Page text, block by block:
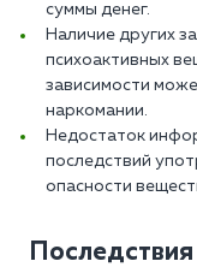
суммы денег.
Наличие других
психоактивных
зависимости
наркомании.
Недостаток
последствий
опасности